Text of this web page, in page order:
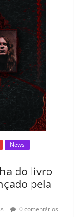
News
do livro
pela
0 comentários